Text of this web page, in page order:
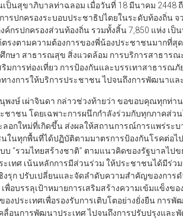
ป็นสุขาภิบาลท่าฉลอม เมื่อวันที่ 18 มีนาคม 2448
ารปกครองระบอบประชาธิปไตยในระดับท้องถิ่น
ค์กรปกครองส่วนท้องถิ่น รวมทั้งสิ้น 7,850 แห่ง
ตรงตามความต้องการของพี่น้องประชาชนมากที่
กษา สาธารณสุข สิ่งแวดล้อม การบริการสาธา
ริมการท่องเที่ยว การป้องกันและบรรเทาสาธารณ
างการให้บริการประชาชน ไปจนถึงการพัฒนาแ
พงษ์ เผ่าจินดา กล่าวช่วงท้ายว่า ขอขอบคุณทุกท่า
ชาชน โดยเฉพาะการผนึกกำลังร่วมกับทุกภาคส่ว
ลอกใหม่ที่เกิดขึ้น ส่งผลให้สถานการณ์การแพร่ร
ในทุกพื้นที่ได้ปฏิบัติตามมาตรการป้องกันโรคต่อไ
บ “รวมไทยสร้างชาติ” ตามแนวคิดของรัฐบาลไ
เทศ เน้นหลักการมีส่วนร่วม ให้ประชาชนได้มีร่ว
งรุก ปรับเปลี่ยนและจัดลำดับความสำคัญของการ
พื่อบรรลุเป้าหมายการเสริมสร้างความเข้มแข็งข
องประเทศเพื่อรองรับการเติบโตอย่างยั่งยืน กา
ลื่อนการพัฒนาประเทศ ไปจนถึงการปรับปรุงแล